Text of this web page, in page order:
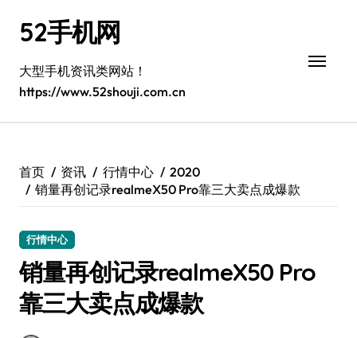
52手机网
大型手机资讯类网站！
https://www.52shouji.com.cn
首页 资讯 行情中心
2020
销量再创记录realmeX50 Pro靠三大卖点成爆款
行情中心
销量再创记录realmeX50 Pro
靠三大卖点成爆款